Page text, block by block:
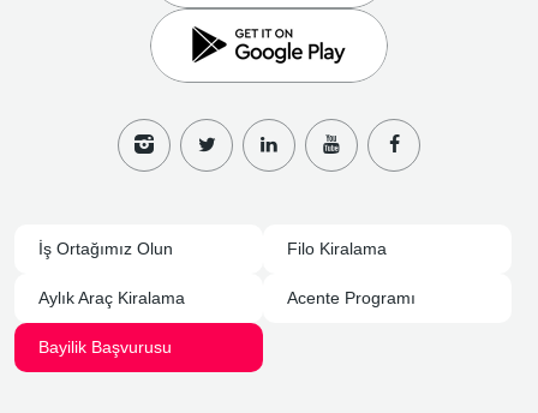
İş Ortağımız Olun Filo Kiralama
Aylık Araç Kiralama Acente Programı
Bayilik Başvurusu